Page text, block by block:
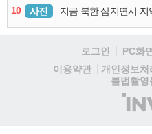
10
사진 지금 북한 삼지연시 지
로그인 PC화
이용약관
개인정보처
불법촬영